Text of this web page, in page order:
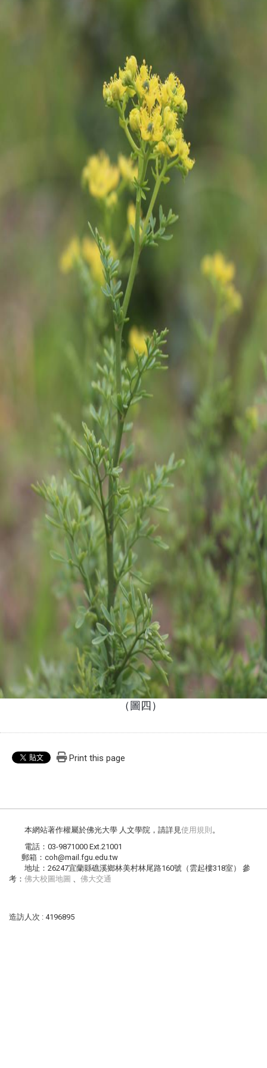
（圖四）
Print this page
本網站著作權屬於佛光大學 人文學院，請詳見 使用規則 。
電話：03-9871000 Ext.21001
郵箱：coh@mail.fgu.edu.tw
地址：26247宜蘭縣礁溪鄉林美村林尾路160號（雲起樓318室） 參
考： 佛大校圖地圖 佛大交通
造訪人次 : 4196895